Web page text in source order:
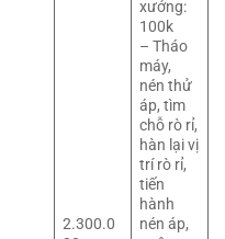
2.300.0
xưởng:
100k
– Tháo
máy,
nén thử
áp, tìm
chỗ rò rỉ,
hàn lại vị
trí rò rỉ,
tiến
hành
nén áp,